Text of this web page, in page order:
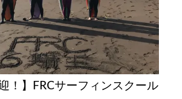
！】FRCサーフィンスクール